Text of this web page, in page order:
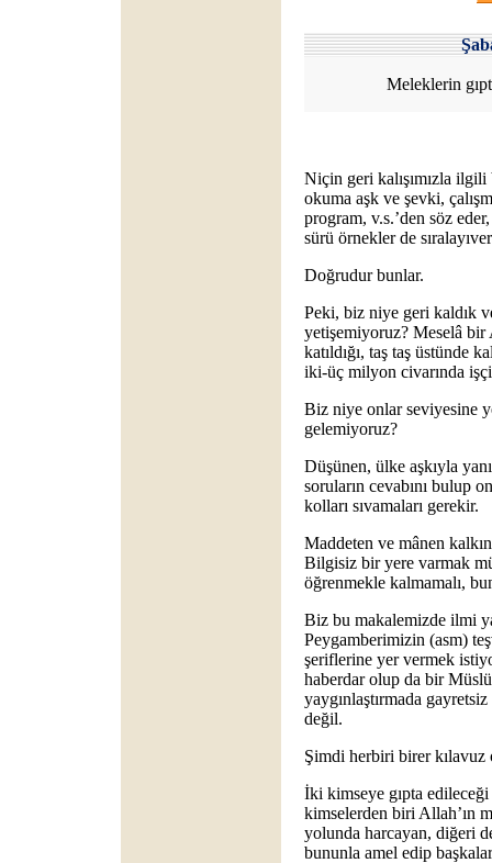
Meleklerin
Niçin geri kalışımızla ilgili
okuma aşk ve şevki,
program, v.s.’den söz
sürü örnekler de
Doğrudur bunlar.
Peki, biz niye geri kaldık
yetişemiyoruz? Meselâ bir
katıldığı, taş taş üstünde
iki-üç milyon civarında
Biz niye onlar seviyesine
gelemiyoruz?
Düşünen, ülke aşkıyla
soruların cevabını bulup
kolları sıvamaları gerekir.
Maddeten ve mânen
Bilgisiz bir yere varmak
öğrenmekle kalmamalı,
Biz bu makalemizde ilmi
Peygamberimizin (asm)
şeriflerine yer vermek
haberdar olup da bir
yaygınlaştırmada
değil.
Şimdi herbiri birer kılavuz
İki kimseye gıpta
kimselerden biri Allah’ın
yolunda harcayan, diğeri
bununla amel edip